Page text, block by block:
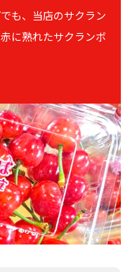
も、当店のサクラン
に熟れたサクランボ